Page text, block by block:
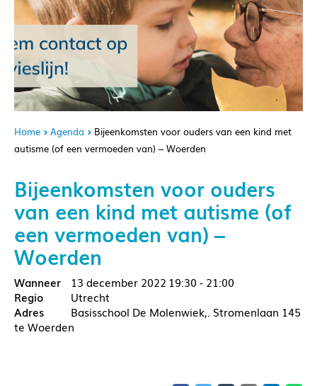
Home Agenda
Bijeenkomsten voor ouders van een kind met
autisme (of een vermoeden van) – Woerden
Bijeenkomsten voor ouders
van een kind met autisme (of
een vermoeden van) –
Woerden
13 december 2022 19:30 - 21:00
Utrecht
Basisschool De Molenwiek,. Stromenlaan 145
te Woerden